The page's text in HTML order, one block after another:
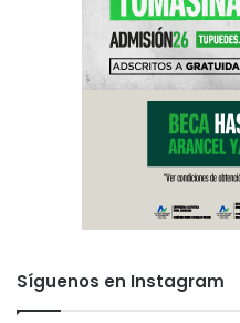
Síguenos en Instagram